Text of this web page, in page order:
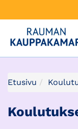
Etusivu